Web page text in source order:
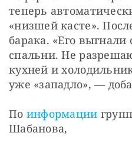
теперь
«низшей касте».
барака. «Его
спальни. Не
кухней и
уже «западло», —
По информации
Шабанова,